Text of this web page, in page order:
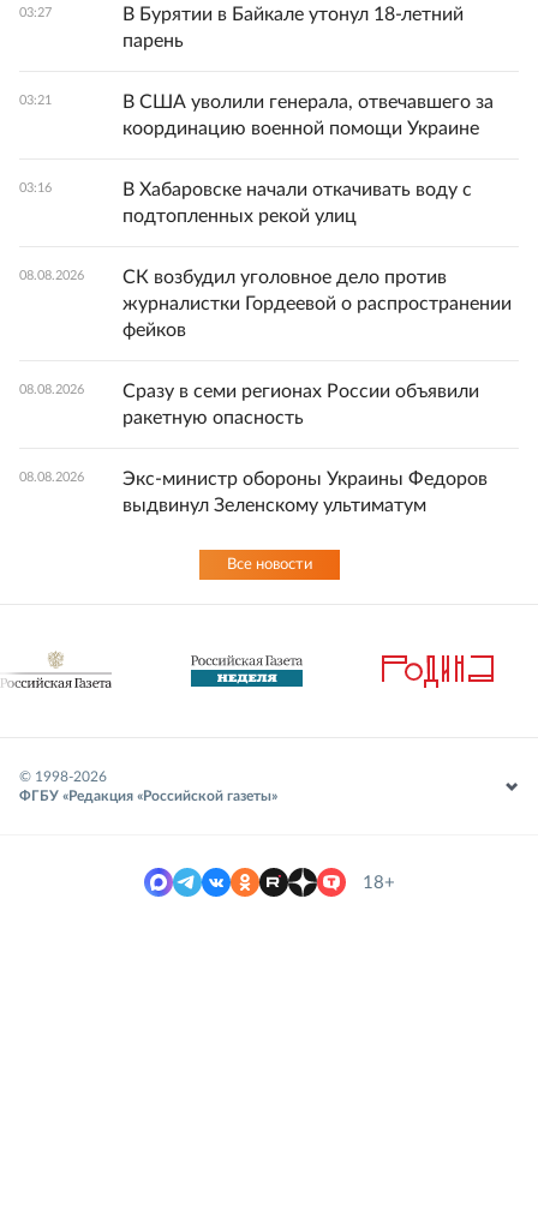
03:27
В Бурятии в Байкале утонул 18-летний
парень
03:21
В США уволили генерала, отвечавшего за
координацию военной помощи Украине
03:16
В Хабаровске начали откачивать воду с
подтопленных рекой улиц
08.08.2026
СК возбудил уголовное дело против
журналистки Гордеевой о распространении
фейков
08.08.2026
Сразу в семи регионах России объявили
ракетную опасность
08.08.2026
Экс-министр обороны Украины Федоров
выдвинул Зеленскому ультиматум
Все новости
© 1998-2026
ФГБУ «Редакция «Российской газеты»
18+